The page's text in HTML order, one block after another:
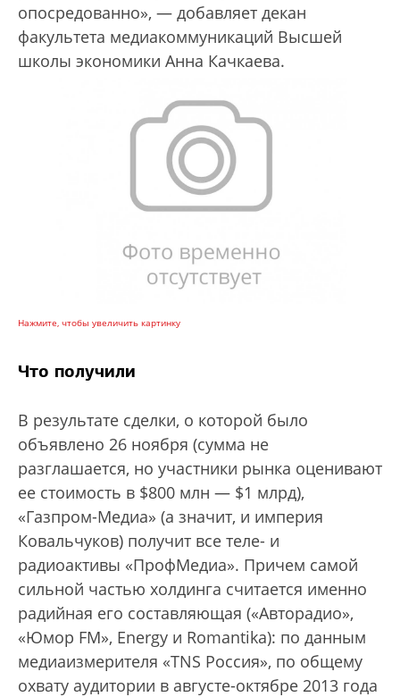
опосредованно», — добавляет декан
факультета медиакоммуникаций Высшей
школы экономики Анна Качкаева.
Нажмите, чтобы увеличить картинку
Что получили
В результате сделки, о которой было
объявлено 26 ноября (сумма не
разглашается, но участники рынка оценивают
ее стоимость в $800 млн — $1 млрд),
«Газпром-Медиа» (а значит, и империя
Ковальчуков) получит все теле- и
радиоактивы «ПрофМедиа». Причем самой
сильной частью холдинга считается именно
радийная его составляющая («Авторадио»,
«Юмор FM», Energy и Romantika): по данным
медиаизмерителя «TNS Россия», по общему
охвату аудитории в августе-октябре 2013 года